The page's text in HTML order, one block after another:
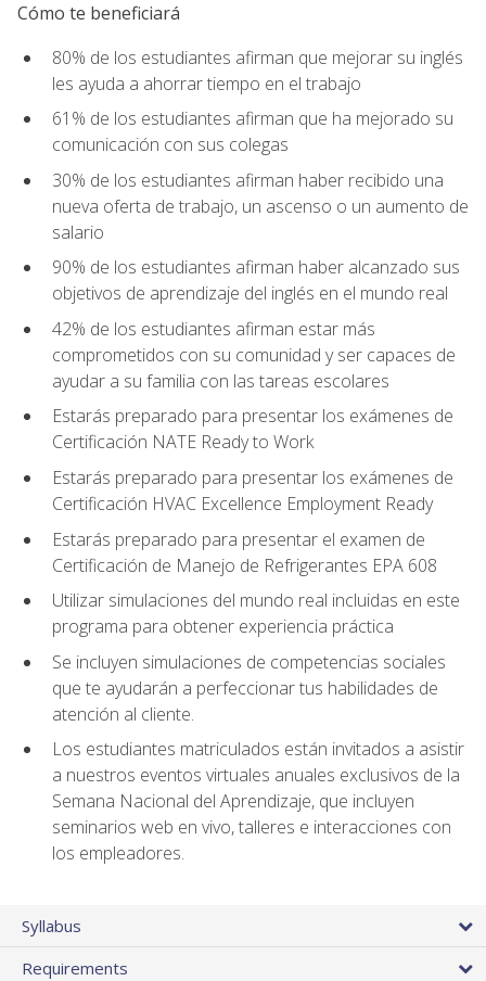
Cómo te beneficiará
80% de los estudiantes afirman que mejorar su inglés
les ayuda a ahorrar tiempo en el trabajo
61% de los estudiantes afirman que ha mejorado su
comunicación con sus colegas
30% de los estudiantes afirman haber recibido una
nueva oferta de trabajo, un ascenso o un aumento de
salario
90% de los estudiantes afirman haber alcanzado sus
objetivos de aprendizaje del inglés en el mundo real
42% de los estudiantes afirman estar más
comprometidos con su comunidad y ser capaces de
ayudar a su familia con las tareas escolares
Estarás preparado para presentar los exámenes de
Certificación NATE Ready to Work
Estarás preparado para presentar los exámenes de
Certificación HVAC Excellence Employment Ready
Estarás preparado para presentar el examen de
Certificación de Manejo de Refrigerantes EPA 608
Utilizar simulaciones del mundo real incluidas en este
programa para obtener experiencia práctica
Se incluyen simulaciones de competencias sociales
que te ayudarán a perfeccionar tus habilidades de
atención al cliente.
Los estudiantes matriculados están invitados a asistir
a nuestros eventos virtuales anuales exclusivos de la
Semana Nacional del Aprendizaje, que incluyen
seminarios web en vivo, talleres e interacciones con
los empleadores.
Syllabus
Requirements